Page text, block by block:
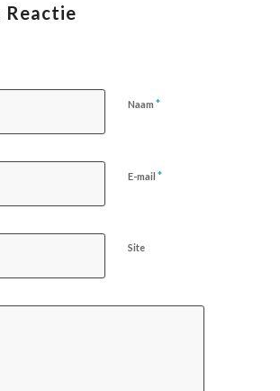
Reactie
Naam *
E-mail *
Site